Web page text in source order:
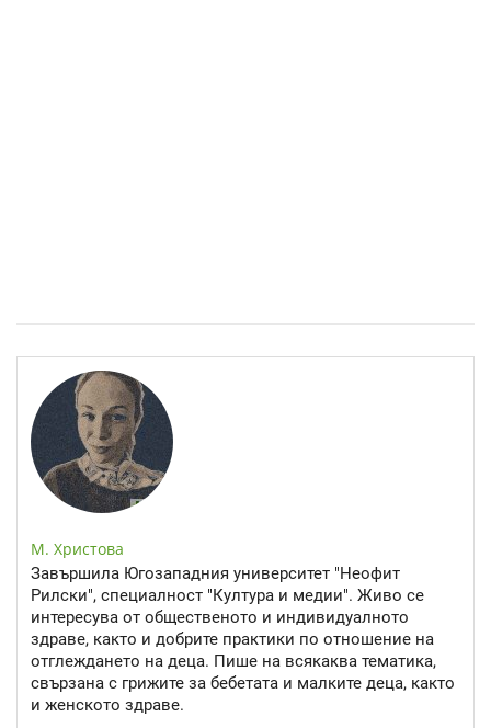
М. Христова
Завършила Югозападния университет "Неофит
Рилски", специалност "Култура и медии". Живо се
интересува от общественото и индивидуалното
здраве, както и добрите практики по отношение на
отглеждането на деца. Пише на всякаква тематика,
свързана с грижите за бебетата и малките деца, както
и женското здраве.